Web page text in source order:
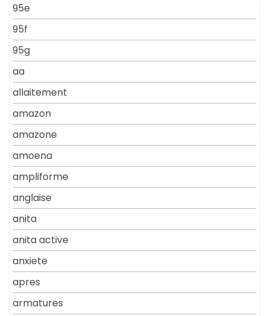
95e
95f
95g
aa
allaitement
amazon
amazone
amoena
ampliforme
anglaise
anita
anita active
anxiete
apres
armatures